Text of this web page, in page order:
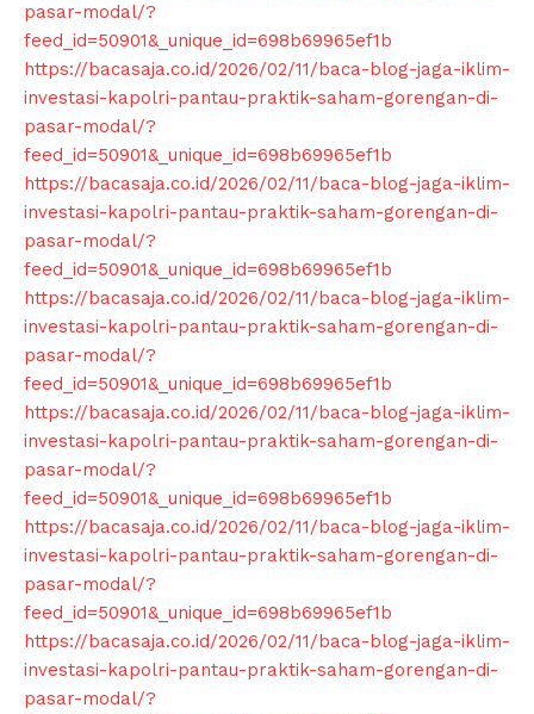
pasar-modal/?
feed_id=50901&_unique_id=698b69965ef1b
https://bacasaja.co.id/2026/02/11/baca-blog-jaga-iklim-
investasi-kapolri-pantau-praktik-saham-gorengan-di-
pasar-modal/?
feed_id=50901&_unique_id=698b69965ef1b
https://bacasaja.co.id/2026/02/11/baca-blog-jaga-iklim-
investasi-kapolri-pantau-praktik-saham-gorengan-di-
pasar-modal/?
feed_id=50901&_unique_id=698b69965ef1b
https://bacasaja.co.id/2026/02/11/baca-blog-jaga-iklim-
investasi-kapolri-pantau-praktik-saham-gorengan-di-
pasar-modal/?
feed_id=50901&_unique_id=698b69965ef1b
https://bacasaja.co.id/2026/02/11/baca-blog-jaga-iklim-
investasi-kapolri-pantau-praktik-saham-gorengan-di-
pasar-modal/?
feed_id=50901&_unique_id=698b69965ef1b
https://bacasaja.co.id/2026/02/11/baca-blog-jaga-iklim-
investasi-kapolri-pantau-praktik-saham-gorengan-di-
pasar-modal/?
feed_id=50901&_unique_id=698b69965ef1b
https://bacasaja.co.id/2026/02/11/baca-blog-jaga-iklim-
investasi-kapolri-pantau-praktik-saham-gorengan-di-
pasar-modal/?